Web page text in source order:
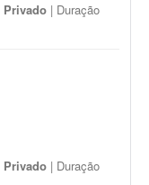
Privado | Duração
Privado | Duração